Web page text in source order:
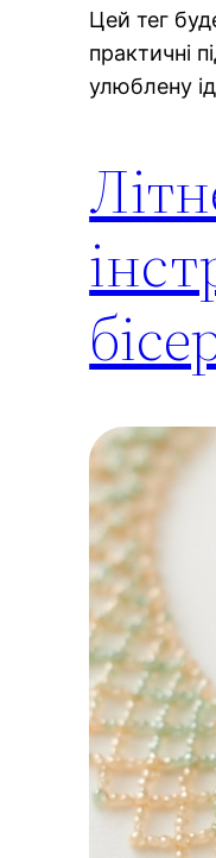
Цей тег
практичні
улюблену